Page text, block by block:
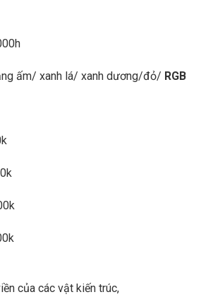
ấm/ xanh lá/ xanh dương/đỏ/ RGB
của các vật kiến trúc,